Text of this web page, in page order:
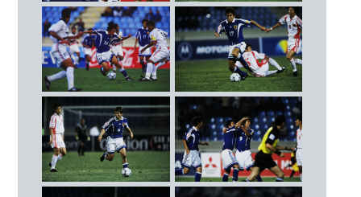
○ 3 - 2
（21’ オウンゴール 53’ 西澤明訓 61’ 明神智和）
2000.10.29
決勝 サウジアラビア
○ 1 - 0
（29’ 望月重良）
優勝
12 森島 寛晃（セレッソ大阪）
14 中村 俊輔（横浜Ｆ・マリノス）
15 奥 大介（ジュビロ磐田）
17 稲本 潤一（ガンバ大阪）
24 明神 智和（柏レイソル）
30 小野 伸二（浦和レッズ）
FW
9 西澤 明訓（セレッソ大阪）